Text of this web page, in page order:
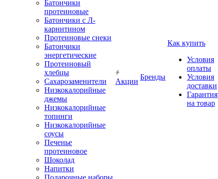
Батончики
протеиновые
Батончики с Л-
карнитином
Протеиновые снеки
Батончики
энергетические
Протеиновый
хлебцы
Сахарозаменители
Низкокалорийные
джемы
Низкокалорийные
топинги
Низкокалорийные
соусы
Печенье
протеиновое
Шоколад
Напитки
Подарочные наборы
Акции
Бренды
Как купить
Условия
оплаты
Условия
доставки
Гарантия
на товар